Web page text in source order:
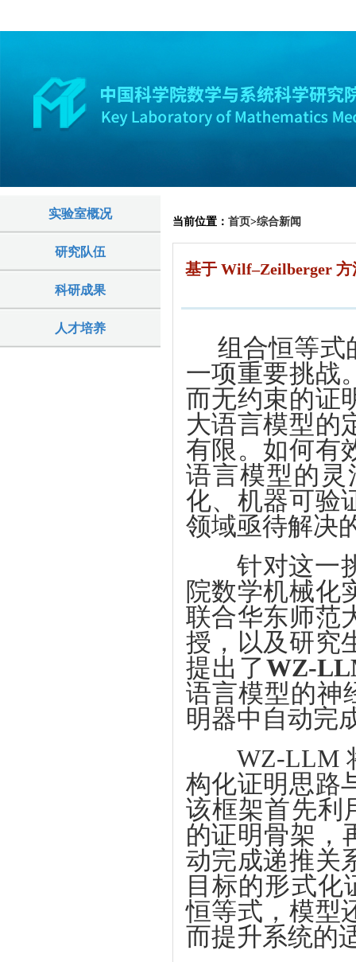
实验室概况
研究队伍
科研成果
人才培养
当前位置： 首页>综合新闻
基于 Wilf–Zeilberger
组合恒等式
一项重要挑战
而无约束的证
大语言模型的
有限。如何有
语言模型的
化、机器可验
领域亟待解决
针对这一挑
院数学机械化
联合华东师范
授，以及研究
提出了 WZ-
语言模型的神
明器中自动完
WZ-LLM 将
构化证明思路
该框架首先利
的证明骨架，
动完成递推关
目标的形式
恒等式，模型
而提升系统的